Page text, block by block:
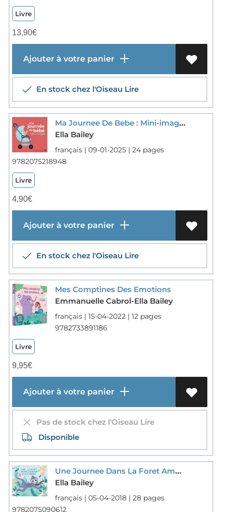
Livre
13,90€
Ajouter à votre panier
En stock chez l'Oiseau Lire
Ma Journee De Bebe : Mini-imagier
Ella Bailey
français | 09-01-2025 | 24 pages
9782075218948
Livre
4,90€
Ajouter à votre panier
En stock chez l'Oiseau Lire
Mes Comptines Des Emotions
Emmanuelle Cabrol-Ella Bailey
français | 15-04-2022 | 12 pages
9782733891186
Livre
9,95€
Ajouter à votre panier
Pas de stock chez l'Oiseau Lire
Disponible
Une Journee Dans La Foret Amazonienne
Ella Bailey
français | 05-04-2018 | 28 pages
9782075090612